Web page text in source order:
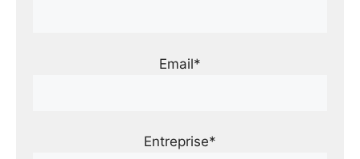
Email*
Entreprise*